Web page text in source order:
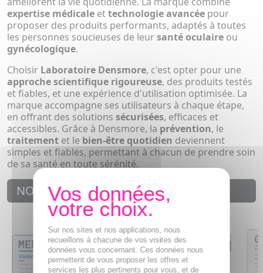
expertise médicale ettechnologie avancée pour
proposer des produits performants, adaptés à toutes
les personnes soucieuses de leursanté oculaire ou
gynécologique.
Choisir Laboratoire Densmore, c'est opter pour une
approche scientifique rigoureuse, des produits testés
et fiables, et une expérience d'utilisation optimisée. La
marque accompagne ses utilisateurs à chaque étape,
en offrant des solutions sécurisées, efficaces et
accessibles. Grâce à Densmore, la prévention, le
traitement et le bien-être quotidien deviennent
simples et fiables, permettant à chacun de prendre soin
de sa santé en toute sérénité.
NOUVEAUTÉS
Sur nos sites et nos applications, nous
recueillons à chacune de vos visites des
données vous concernant. Ces données nous
permettent de vous proposer les offres et
services les plus pertinents pour vous, et de